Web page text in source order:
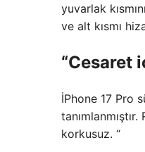
yuvarlak
ve alt kısmı
“Cesaret
İPhone 17 Pro
korkusuz. “